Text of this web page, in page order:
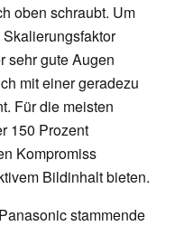
oben schraubt. Um
sehr gute Augen
mit einer geradezu
Für die meisten
150 Prozent
Kompromiss
Bildinhalt bieten.
stammende